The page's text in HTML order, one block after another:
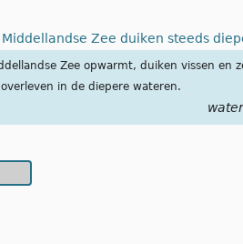
Zee duiken steeds
Zee opwarmt, duiken vissen en
in de diepere wateren.
water